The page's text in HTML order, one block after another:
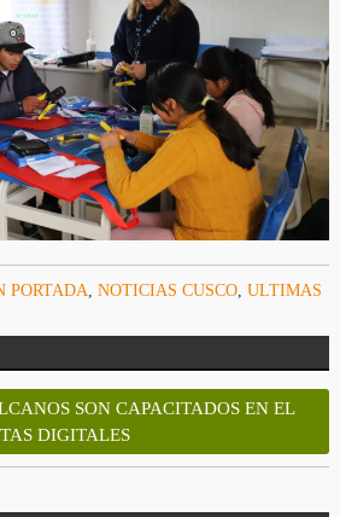
PORTADA, NOTICIAS CUSCO, ULTIMAS
SON CAPACITADOS EN EL
DIGITALES